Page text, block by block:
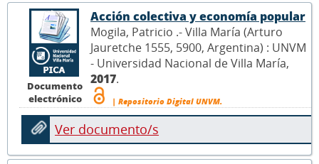
Documento
electrónico
Acción colectiva y economía popular
Mogila, Patricio .- Villa María (Arturo
Jauretche 1555, 5900, Argentina) : UNVM
- Universidad Nacional de Villa María,
2017.
| Repositorio Digital UNVM.
Ver documento/s